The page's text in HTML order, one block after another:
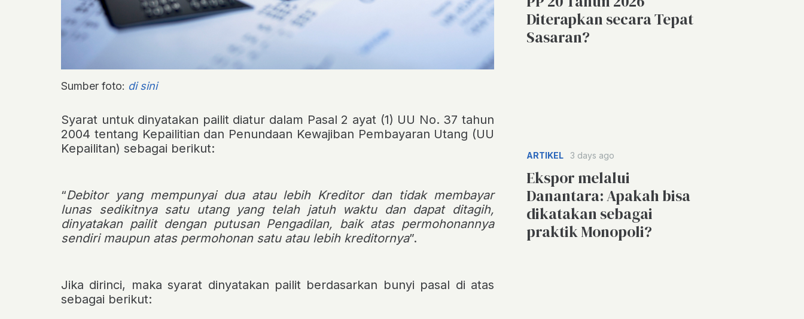
Sumber foto: di sini
Syarat untuk dinyatakan pailit diatur dalam Pasal 2 ayat (1) UU No. 37 tahun
2004 tentang Kepailitian dan Penundaan Kewajiban Pembayaran Utang (UU
Kepailitan) sebagai berikut:
“Debitor yang mempunyai dua atau lebih Kreditor dan tidak membayar
lunas sedikitnya satu utang yang telah jatuh waktu dan dapat ditagih,
dinyatakan pailit dengan putusan Pengadilan, baik atas permohonannya
sendiri maupun atas permohonan satu atau lebih kreditornya”.
Jika dirinci, maka syarat dinyatakan pailit berdasarkan bunyi pasal di atas
sebagai berikut:
Diterapkan secara Tepat
Sasaran?
ARTIKEL 3 days ago
Ekspor melalui
Danantara: Apakah bisa
dikatakan sebagai
praktik Monopoli?